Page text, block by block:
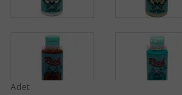
Adet